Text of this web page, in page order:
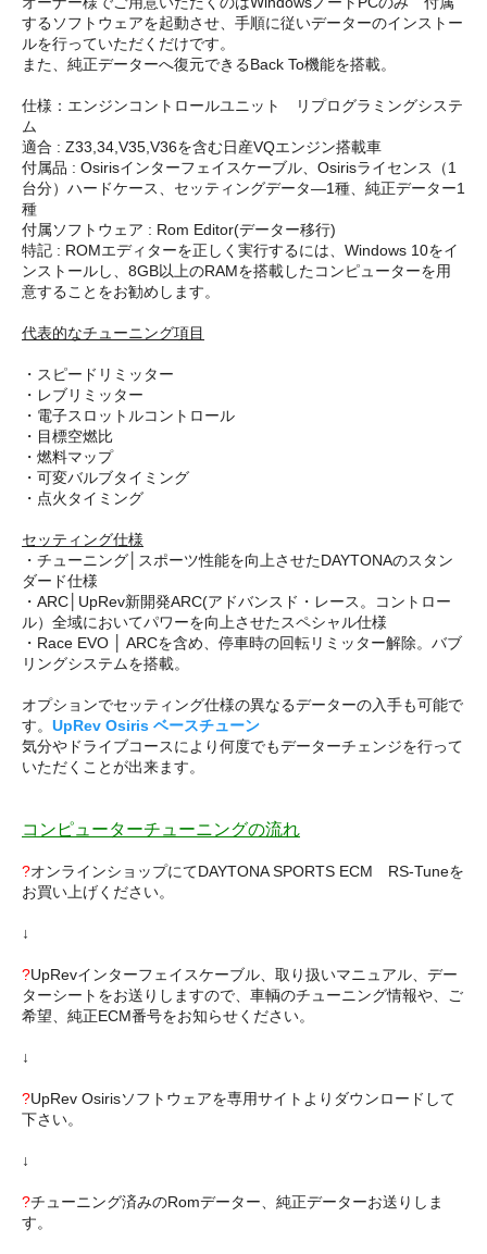
するソフトウェアを起動させ、手順に従いデーターのインストー
ルを行っていただくだけです。
また、純正データーへ復元できるBack To機能を搭載。
仕様：エンジンコントロールユニット リプログラミングシステ
ム
適合 : Z33,34,V35,V36を含む日産VQエンジン搭載車
付属品 : Osirisインターフェイスケーブル、Osirisライセンス（1
台分）ハードケース、セッティングデータ―1種、純正データー1
種
付属ソフトウェア : Rom Editor(データー移行)
特記 : ROMエディターを正しく実行するには、Windows 10をイ
ンストールし、8GB以上のRAMを搭載したコンピューターを用
意することをお勧めします。
代表的なチューニング項目
・スピードリミッター
・レブリミッター
・電子スロットルコントロール
・目標空燃比
・燃料マップ
・可変バルブタイミング
・点火タイミング
セッティング仕様
・チューニング│スポーツ性能を向上させたDAYTONAのスタン
ダード仕様
・ARC│UpRev新開発ARC(アドバンスド・レース。コントロー
ル）全域においてパワーを向上させたスペシャル仕様
・Race EVO │ ARCを含め、停車時の回転リミッター解除。バブ
リングシステムを搭載。
オプションでセッティング仕様の異なるデーターの入手も可能で
す。 UpRev Osiris ベースチューン
気分やドライブコースにより何度でもデーターチェンジを行って
いただくことが出来ます。
コンピューターチューニングの流れ
?オンラインショップにてDAYTONA SPORTS ECM RS-Tuneを
お買い上げください。
↓
?UpRevインターフェイスケーブル、取り扱いマニュアル、デー
ターシートをお送りしますので、車輌のチューニング情報や、ご
希望、純正ECM番号をお知らせください。
↓
?UpRev Osirisソフトウェアを専用サイトよりダウンロードして
下さい。
↓
?チューニング済みのRomデーター、純正データーお送りしま
す。